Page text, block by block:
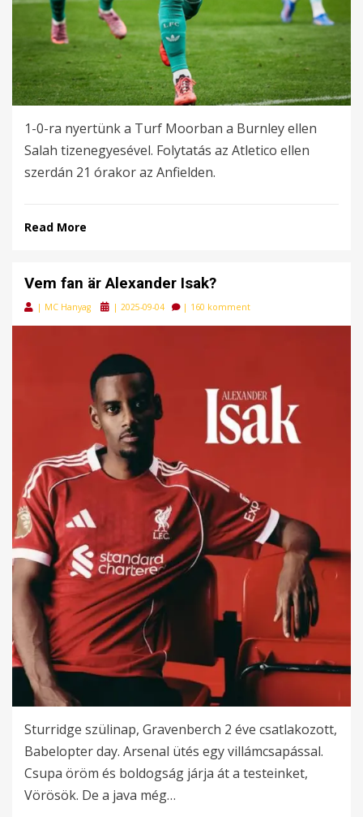
1-0-ra nyertünk a Turf Moorban a Burnley ellen
Salah tizenegyesével. Folytatás az Atletico ellen
szerdán 21 órakor az Anfielden.
Read More
Vem fan är Alexander Isak?
| MC Hanyag
Posted
| 2025-09-04 | 160 komment
Sturridge szülinap, Gravenberch 2 éve csatlakozott,
Babelopter day. Arsenal ütés egy villámcsapással.
Csupa öröm és boldogság járja át a testeinket,
Vörösök. De a java még…